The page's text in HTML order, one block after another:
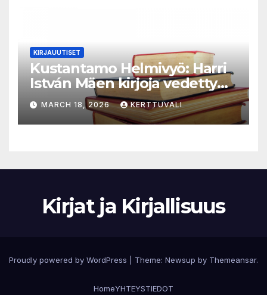
KIRJAUUTISET
Kustantamo Helmivyö: Harri
István Mäen kirjoja vedetty
myynnistä
MARCH 18, 2026 KERTTUVALI
Kirjat ja Kirjallisuus
Proudly powered by WordPress Theme: Newsup by Themeansar.
HomeYHTEYSTIEDOT